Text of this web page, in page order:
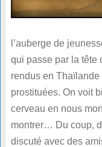
l’auberge de
qui passe par la tête
rendus en Thaïlande
prostituées. On voit
cerveau en nous
montrer… Du coup,
discuté avec des